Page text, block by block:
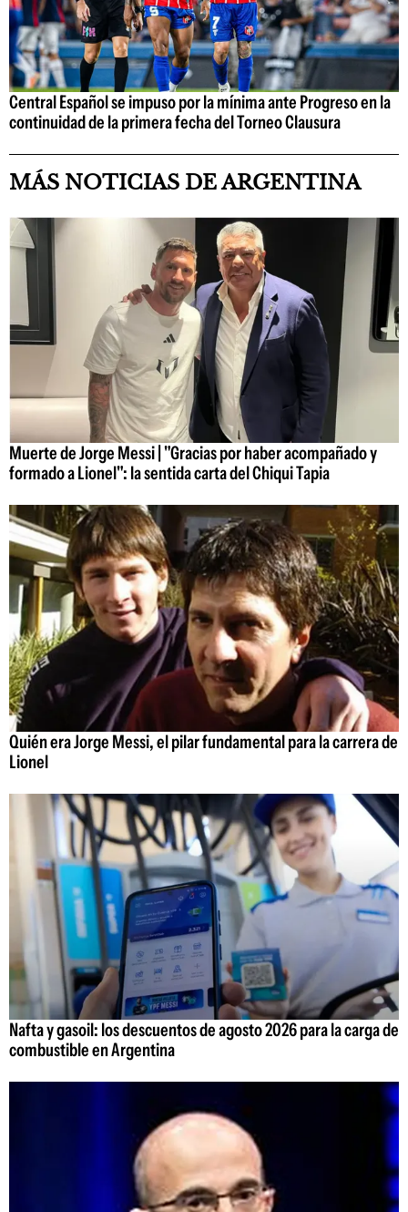
Central Español se impuso por la mínima ante Progreso en la
continuidad de la primera fecha del Torneo Clausura
MÁS NOTICIAS DE ARGENTINA
Muerte de Jorge Messi | "Gracias por haber acompañado y
formado a Lionel": la sentida carta del Chiqui Tapia
Quién era Jorge Messi, el pilar fundamental para la carrera de
Lionel
Nafta y gasoil: los descuentos de agosto 2026 para la carga de
combustible en Argentina